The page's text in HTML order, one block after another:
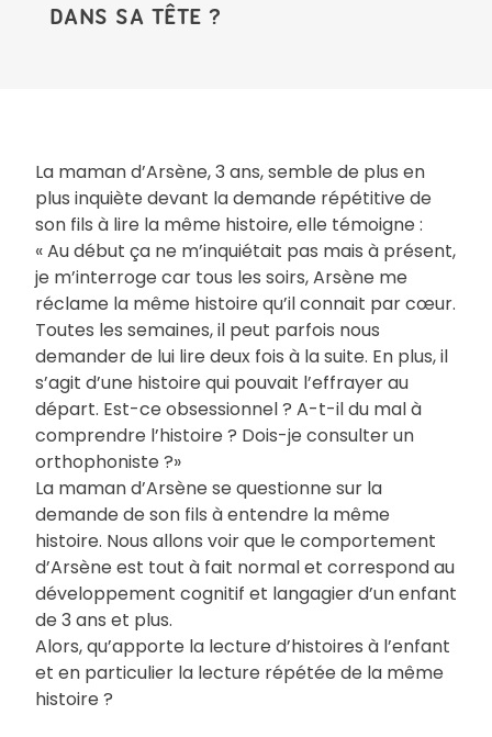
DANS SA TÊTE ?
La maman d’Arsène, 3 ans, semble de plus en
plus inquiète devant la demande répétitive de
son fils à lire la même histoire, elle témoigne :
« Au début ça ne m’inquiétait pas mais à présent,
je m’interroge car tous les soirs, Arsène me
réclame la même histoire qu’il connait par cœur.
Toutes les semaines, il peut parfois nous
demander de lui lire deux fois à la suite. En plus, il
s’agit d’une histoire qui pouvait l’effrayer au
départ. Est-ce obsessionnel ? A-t-il du mal à
comprendre l’histoire ? Dois-je consulter un
orthophoniste ?»
La maman d’Arsène se questionne sur la
demande de son fils à entendre la même
histoire. Nous allons voir que le comportement
d’Arsène est tout à fait normal et correspond au
développement cognitif et langagier d’un enfant
de 3 ans et plus.
Alors, qu’apporte la lecture d’histoires à l’enfant
et en particulier la lecture répétée de la même
histoire ?